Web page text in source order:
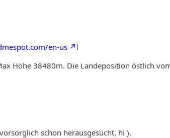
en-us
l
Höhe 38480m. Die Landeposition östlich
schon herausgesucht, hi ).